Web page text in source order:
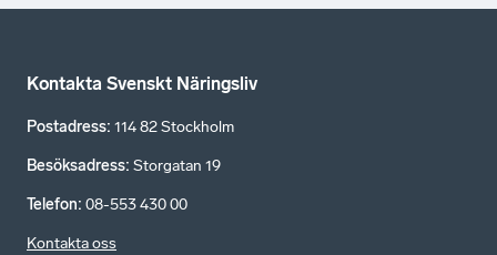
Kontakta Svenskt Näringsliv
Postadress: 114 82 Stockholm
Besöksadress: Storgatan 19
Telefon: 08-553 430 00
Kontakta oss